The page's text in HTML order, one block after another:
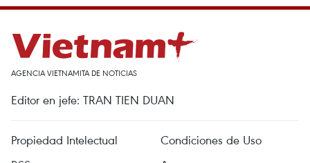
AGENCIA VIETNAMITA DE NOTICIAS
Editor en jefe: TRAN TIEN DUAN
Propiedad Intelectual
Condiciones de Uso